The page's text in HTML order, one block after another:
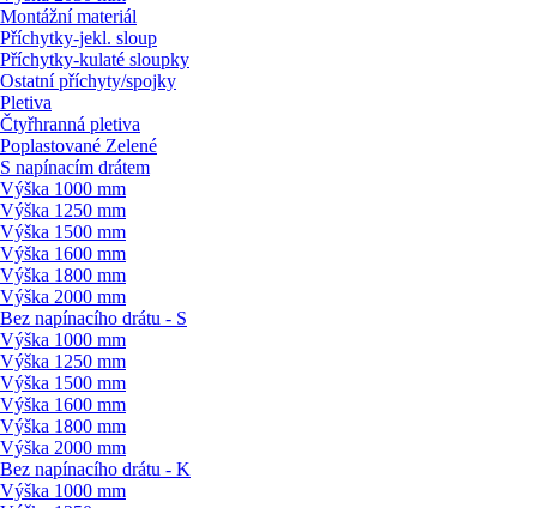
Montážní materiál
Příchytky-jekl. sloup
Příchytky-kulaté sloupky
Ostatní příchyty/spojky
Pletiva
Čtyřhranná pletiva
Poplastované Zelené
S napínacím drátem
Výška 1000 mm
Výška 1250 mm
Výška 1500 mm
Výška 1600 mm
Výška 1800 mm
Výška 2000 mm
Bez napínacího drátu - S
Výška 1000 mm
Výška 1250 mm
Výška 1500 mm
Výška 1600 mm
Výška 1800 mm
Výška 2000 mm
Bez napínacího drátu - K
Výška 1000 mm